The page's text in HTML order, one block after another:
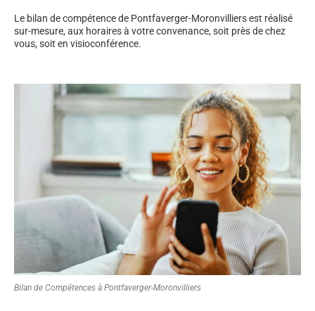
Le bilan de compétence de Pontfaverger-Moronvilliers est réalisé
sur-mesure, aux horaires à votre convenance, soit près de chez
vous, soit en visioconférence.
Bilan de Compétences à Pontfaverger-Moronvilliers